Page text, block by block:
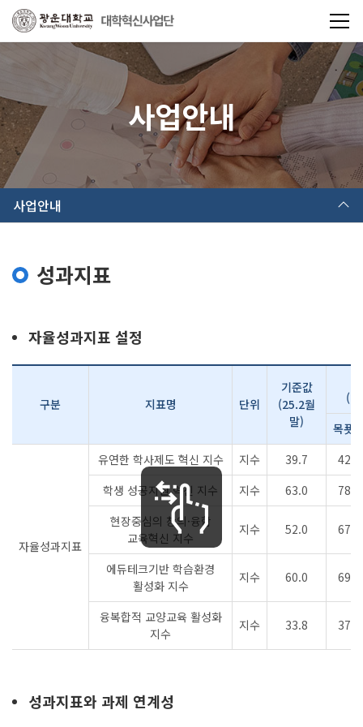
사업안내
사업안내
성과지표
자율성과지표 설정
구분 지표명 단위
기준값
(25.2월
말)
목푯
자율성과지표
유연한 학사제도 혁신 지수 지수 39.7
42.6
학생 성공지원 혁신 지수
지수 63.0
78.4
현장중심의 창의·융합
교육혁신 지수
지수 52.0 67.1
에듀테크기반 학습환경
활성화 지수
지수 60.0 69.4
융복합적 교양교육 활성화
지수
지수 33.8 37.7
성과지표와 과제 연계성